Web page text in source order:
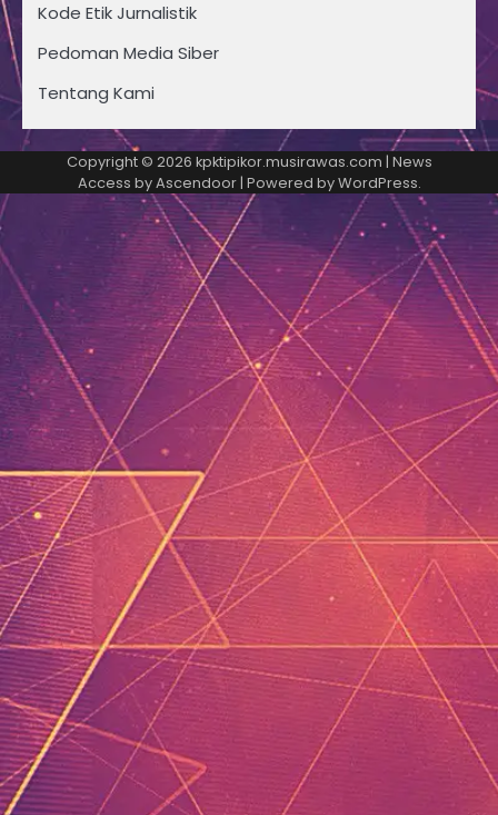
Kode Etik Jurnalistik
Pedoman Media Siber
Tentang Kami
Copyright © 2026 kpktipikor.musirawas.com | News
Access byAscendoor| Powered byWordPress.